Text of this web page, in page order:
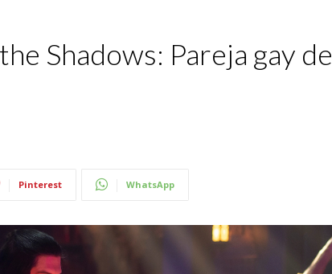
Shadows: Pareja gay de
Pinterest WhatsApp